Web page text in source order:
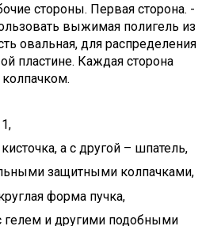
стороны. Первая сторона. -
выжимая полигель из
овальная, для распределения
пластине. Каждая сторона
а с другой – шпатель,
защитными колпачками,
форма пучка,
гелем и другими подобными